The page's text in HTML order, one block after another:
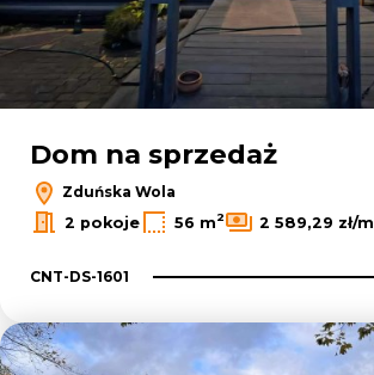
Dom na sprzedaż
Zduńska Wola
2 pokoje
56 m2 2 589,29 zł/m
CNT-DS-1601